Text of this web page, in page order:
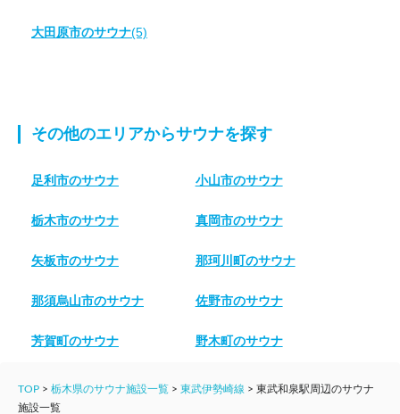
大田原市のサウナ(5)
その他のエリアからサウナを探す
足利市のサウナ 小山市のサウナ
栃木市のサウナ 真岡市のサウナ
矢板市のサウナ 那珂川町のサウナ
那須烏山市のサウナ 佐野市のサウナ
芳賀町のサウナ 野木町のサウナ
TOP > 栃木県のサウナ施設一覧 > 東武伊勢崎線 > 東武和泉駅周辺のサウナ
施設一覧